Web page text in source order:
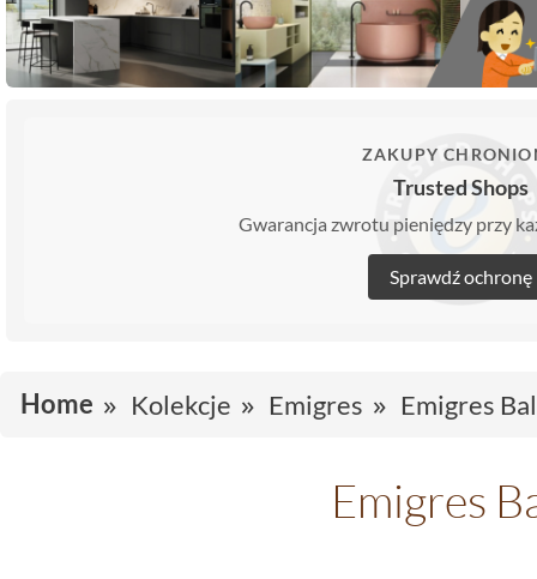
ZAKUPY
Trusted Shops
Gwarancja zwrotu pieniędzy przy
Sprawdź ochronę
Home Kolekcje Emigres Emigres
Emigres